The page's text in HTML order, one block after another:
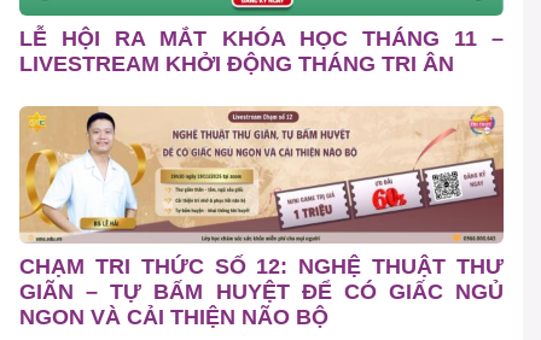
LỄ HỘI RA MẮT KHÓA HỌC THÁNG 11 –
LIVESTREAM KHỞI ĐỘNG THÁNG TRI ÂN
CHẠM TRI THỨC SỐ 12: NGHỆ THUẬT THƯ
GIÃN – TỰ BẤM HUYỆT ĐỂ CÓ GIẤC NGỦ
NGON VÀ CẢI THIỆN NÃO BỘ